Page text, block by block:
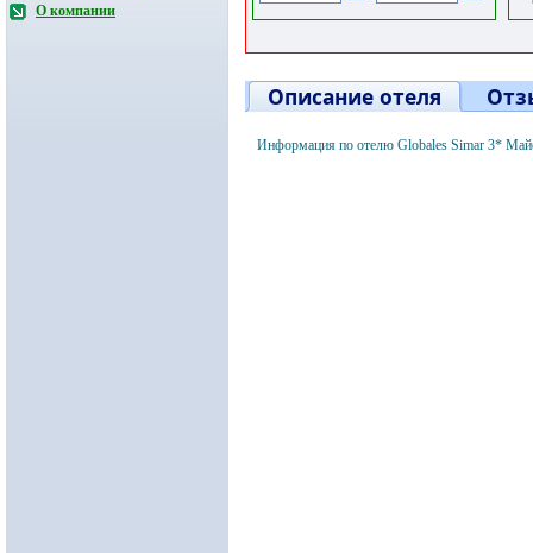
О компании
Описание отеля
Информация по отелю Globales Simar 3*